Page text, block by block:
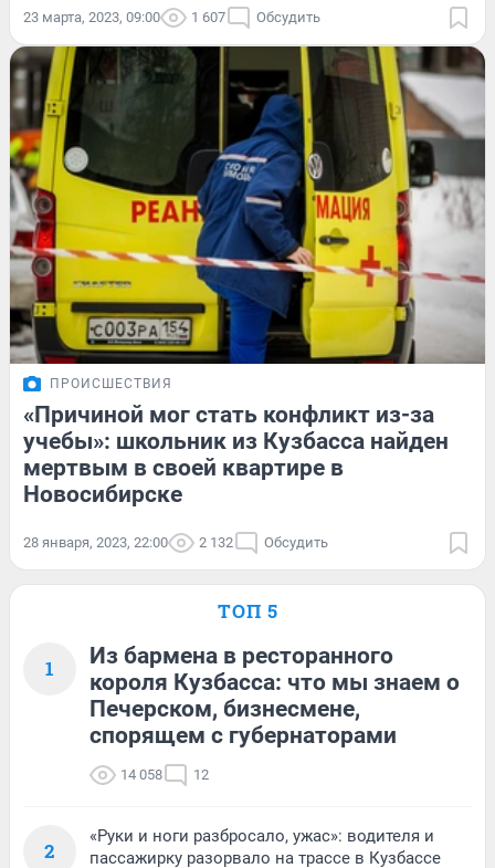
23 марта, 2023, 09:00 1 607 Обсудить
ПРОИСШЕСТВИЯ
«Причиной мог стать конфликт из-за
учебы»: школьник из Кузбасса найден
мертвым в своей квартире в
Новосибирске
28 января, 2023, 22:00 2 132 Обсудить
ТОП 5
1
Из бармена в ресторанного
короля Кузбасса: что мы знаем о
Печерском, бизнесмене,
спорящем с губернаторами
14 058 12
2
«Руки и ноги разбросало, ужас»: водителя и
пассажирку разорвало на трассе в Кузбассе